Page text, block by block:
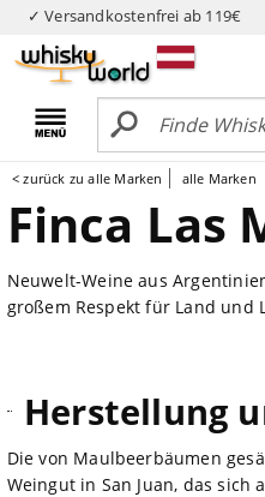
✓ Versandkostenfrei ab 119€
< zurück zu alle Marken alle Marken
Finca Las
Neuwelt-Weine aus
großem Respekt für Land und
Herstellung
Die von Maulbeerbäumen
Weingut in San Juan, das sich